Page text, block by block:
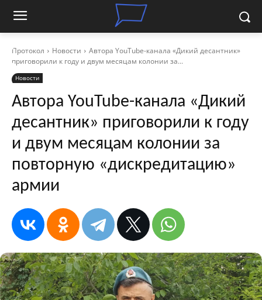
Протокол Новости
Автора YouTube-канала «Дикий десантник»
приговорили к году и двум месяцам колонии за...
Новости
Автора YouTube-канала «Дикий
десантник» приговорили к году
и двум месяцам колонии за
повторную «дискредитацию»
армии